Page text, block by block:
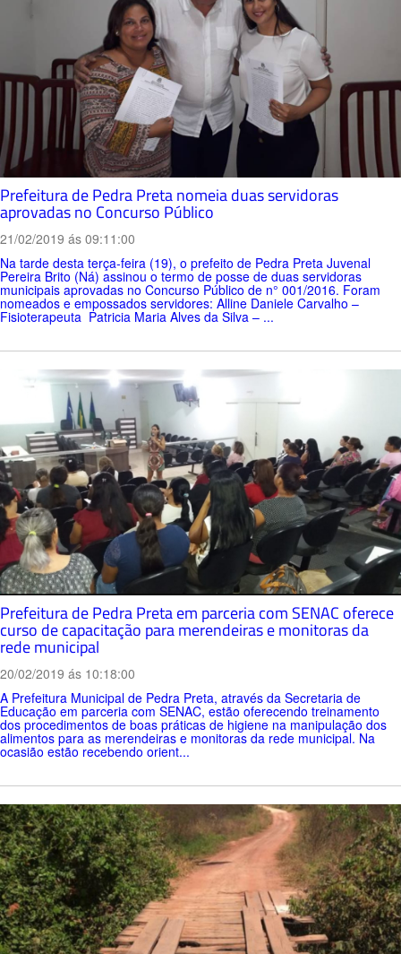
Prefeitura de Pedra Preta nomeia duas servidoras
aprovadas no Concurso Público
21/02/2019 ás 09:11:00
Na tarde desta terça-feira (19), o prefeito de Pedra Preta Juvenal
Pereira Brito (Ná) assinou o termo de posse de duas servidoras
municipais aprovadas no Concurso Público de n° 001/2016. Foram
nomeados e empossados servidores: Alline Daniele Carvalho –
Fisioterapeuta Patricia Maria Alves da Silva – ...
Prefeitura de Pedra Preta em parceria com SENAC oferece
curso de capacitação para merendeiras e monitoras da
rede municipal
20/02/2019 ás 10:18:00
A Prefeitura Municipal de Pedra Preta, através da Secretaria de
Educação em parceria com SENAC, estão oferecendo treinamento
dos procedimentos de boas práticas de higiene na manipulação dos
alimentos para as merendeiras e monitoras da rede municipal. Na
ocasião estão recebendo orient...